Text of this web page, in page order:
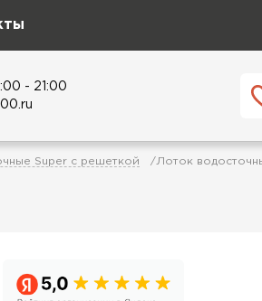
- 21:00
Super с решеткой Лоток